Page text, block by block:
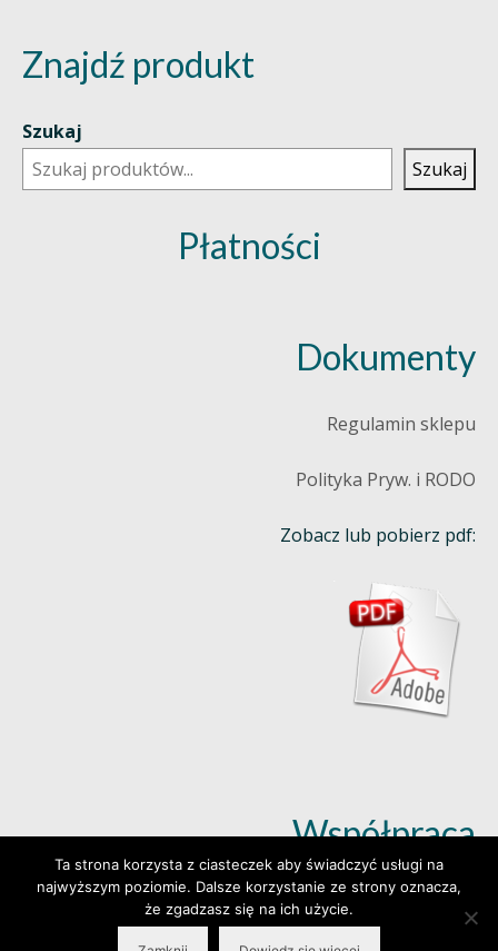
Znajdź produkt
Szukaj
Szukaj
Płatności
Dokumenty
Regulamin sklepu
Polityka Pryw. i RODO
Zobacz lub pobierz pdf:
Współpraca
Dowiedz się więcej (klik)
Ta strona korzysta z ciasteczek aby świadczyć usługi na
najwyższym poziomie. Dalsze korzystanie ze strony oznacza,
że zgadzasz się na ich użycie.